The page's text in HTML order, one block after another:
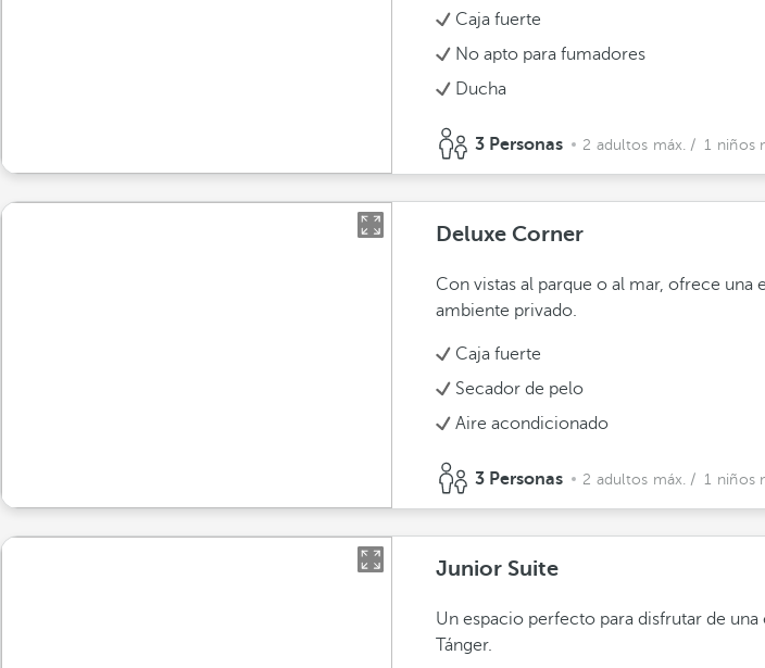
Caja fuerte
No apto para fumadores
Ducha
3 Personas 2 adultos máx. / 1 niños
Deluxe Corner
Con vistas al parque o al mar, ofrece una
ambiente privado.
Caja fuerte
Secador de pelo
Aire acondicionado
3 Personas 2 adultos máx. / 1 niños
Junior Suite
Un espacio perfecto para disfrutar de
Tánger.